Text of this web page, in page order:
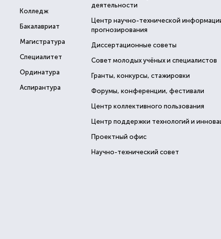
Колледж
Бакалавриат
Магистратура
Специалитет
Ординатура
Аспирантура
деятельности
Центр научно-технической
прогнозирования
Диссертационные советы
Совет молодых учёных и специалистов
Гранты, конкурсы, стажировки
Форумы, конференции, фестивали
Центр коллективного пользования
Центр поддержки технологий и
Проектный офис
Научно-технический совет